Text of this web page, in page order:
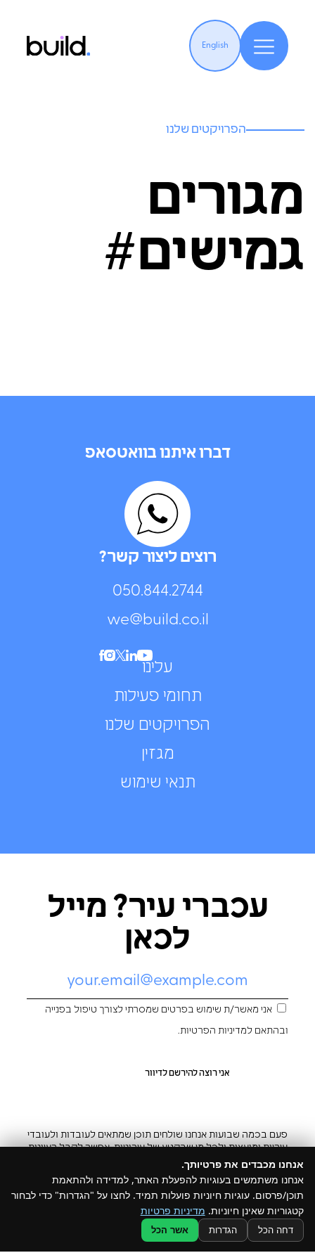
English
הפרויקטים שלנו
מגורים
גמישים#
עלינו
תחומי פעילות
הפרויקטים שלנו
מגזין
תנאי שימוש
דברו איתנו בוואטסאפ
רוצים ליצור קשר?
050.844.2744⁩
we@build.co.il
עכברי עיר? מייל
לכאן
אני מאשר/ת שימוש בפרטים שמסרתי לצורך טיפול בפנייה
ובהתאם למדיניות הפרטיות.
פעם בכמה שבועות אנחנו שולחים תוכן שמתאים לעובדות ולעובדי
עיריות ומועצות ולכל מי שבקטע של עירוניות. אפשר לקבל רעיונות
@ כל הזכויות שמורות ל –Build
אנחנו מכבדים את פרטיותך.
אנחנו משתמשים בעוגיות להפעלת האתר, למדידה ולהתאמת
תוכן/פרסום. עוגיות חיוניות פועלות תמיד. לחצו על "הגדרות" כדי לבחור
קטגוריות שאינן חיוניות. מדיניות פרטיות
דחה הכל הגדרות אשר הכל